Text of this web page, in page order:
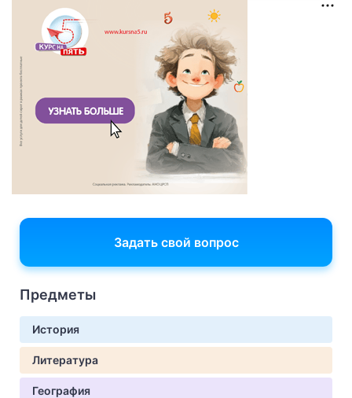
Задать свой вопрос
Предметы
История
Литература
География